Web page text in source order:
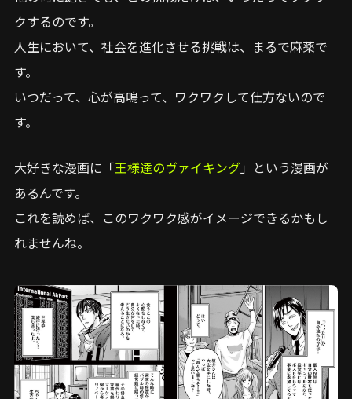
クするのです。
人生において、社会を進化させる挑戦は、まるで麻薬で
す。
いつだって、心が高鳴って、ワクワクして仕方ないので
す。
大好きな漫画に「王様達のヴァイキング」という漫画が
あるんです。
これを読めば、このワクワク感がイメージできるかもし
れませんね。